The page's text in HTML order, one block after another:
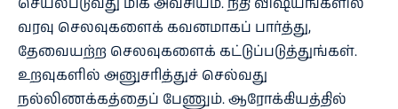
வரவு செலவுகளைக் கவனமாகப் பார்த்து,
தேவையற்ற செலவுகளைக் கட்டுப்படுத்துங்கள்.
உறவுகளில் அனுசரித்துச் செல்வது
நல்லிணக்கத்தைப் பேணும். ஆரோக்கியத்தில்